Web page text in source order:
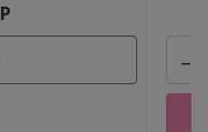
-